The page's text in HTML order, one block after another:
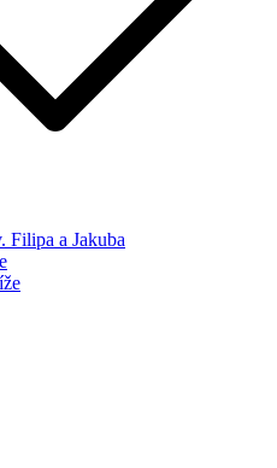
Filipa a Jakuba